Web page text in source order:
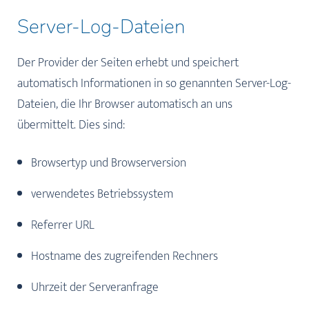
Server-Log-Dateien
Der Provider der Seiten erhebt und speichert
automatisch Informationen in so genannten Server-Log-
Dateien, die Ihr Browser automatisch an uns
übermittelt. Dies sind:
Browsertyp und Browserversion
verwendetes Betriebssystem
Referrer URL
Hostname des zugreifenden Rechners
Uhrzeit der Serveranfrage
Diese Webseiten verwenden Cookies, um die Bedienung
nutzerfreundlicher zu machen. Es werden nur die für
Cookies eingesetzt, die u.a. Grundfunktionen wie die